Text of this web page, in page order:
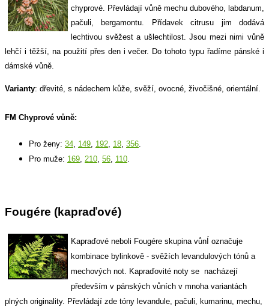
chyprové. Převládají vůně mechu dubového, labdanum,
pačuli, bergamontu. Přídavek citrusu jim dodává
lechtivou svěžest a ušlechtilost. Jsou mezi nimi vůně
lehčí i těžší, na použití přes den i večer. Do tohoto typu řadíme pánské i
dámské vůně.
Varianty: dřevité, s nádechem kůže, svěží, ovocné, živočišné, orientální.
FM Chyprové vůně:
Pro ženy: 34 149 192 18 356
Pro muže: 169 210 56 110
Fougére (kapraďové)
Kapraďové neboli Fougére skupina vůnÍ označuje
kombinace bylinkově - svěžích levandulových tónů a
mechových not. Kapraďovité noty se nacházejí
především v pánských vůních v mnoha variantách
plných originality. Převládají zde tóny levandule, pačuli, kumarinu, mechu,